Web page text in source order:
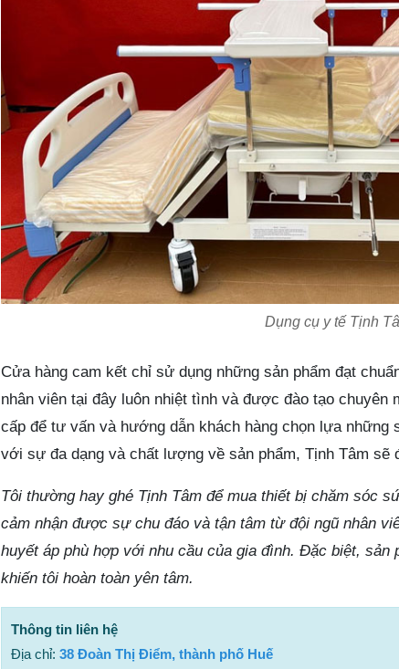
Dụng cụ y tế Tịnh
Cửa hàng cam kết chỉ sử dụng những sản phẩm đạt
nhân viên tại đây luôn nhiệt tình và được đào tạo chuyên
cấp để tư vấn và hướng dẫn khách hàng chọn lựa những
với sự đa dạng và chất lượng về sản phẩm, Tịnh Tâm sẽ
Tôi thường hay ghé Tịnh Tâm để mua thiết bị chăm sóc
cảm nhận được sự chu đáo và tận tâm từ đội ngũ nhân
huyết áp phù hợp với nhu cầu của gia đình. Đặc biệt, sản
khiến tôi hoàn toàn yên tâm.
Thông tin liên hệ
Địa chỉ: 38 Đoàn Thị Điểm, thành phố Huế